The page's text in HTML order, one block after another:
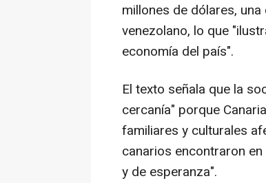
millones de dólares,
venezolano, lo que
economía del país".
El texto señala que la
cercanía" porque
familiares y culturales
canarios encontraron
y de esperanza".